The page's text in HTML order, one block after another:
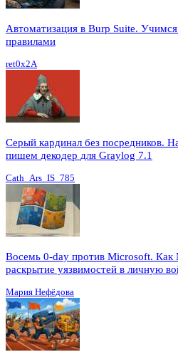
Автоматизация в Burp Suite.
правилами
ret0x2A
Серый кардинал без посредников.
пишем декодер для Graylog 7.1
Cath_Ars_IS_785
Восемь 0-day против Microsoft. Как
раскрытие уязвимостей в личную
Мария Нефёдова